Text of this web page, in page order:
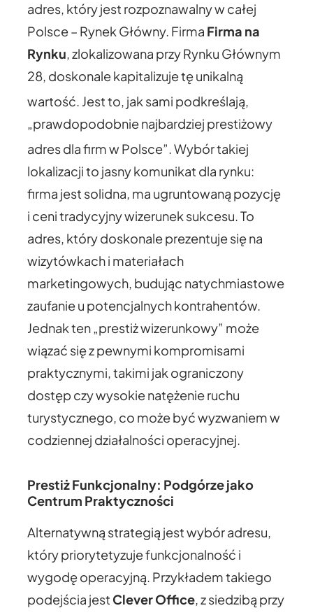
adres, który jest rozpoznawalny w całej
Polsce – Rynek Główny. Firma Firma na
Rynku, zlokalizowana przy Rynku Głównym
28, doskonale kapitalizuje tę unikalną
wartość. Jest to, jak sami podkreślają,
„prawdopodobnie najbardziej prestiżowy
adres dla firm w Polsce”.Wybór takiej
lokalizacji to jasny komunikat dla rynku:
firma jest solidna, ma ugruntowaną pozycję
i ceni tradycyjny wizerunek sukcesu. To
adres, który doskonale prezentuje się na
wizytówkach i materiałach
marketingowych, budując natychmiastowe
zaufanie u potencjalnych kontrahentów.
Jednak ten „prestiż wizerunkowy” może
wiązać się z pewnymi kompromisami
praktycznymi, takimi jak ograniczony
dostęp czy wysokie natężenie ruchu
turystycznego, co może być wyzwaniem w
codziennej działalności operacyjnej.
Prestiż Funkcjonalny: Podgórze jako
Centrum Praktyczności
Alternatywną strategią jest wybór adresu,
który priorytetyzuje funkcjonalność i
wygodę operacyjną. Przykładem takiego
podejścia jest Clever Office, z siedzibą przy